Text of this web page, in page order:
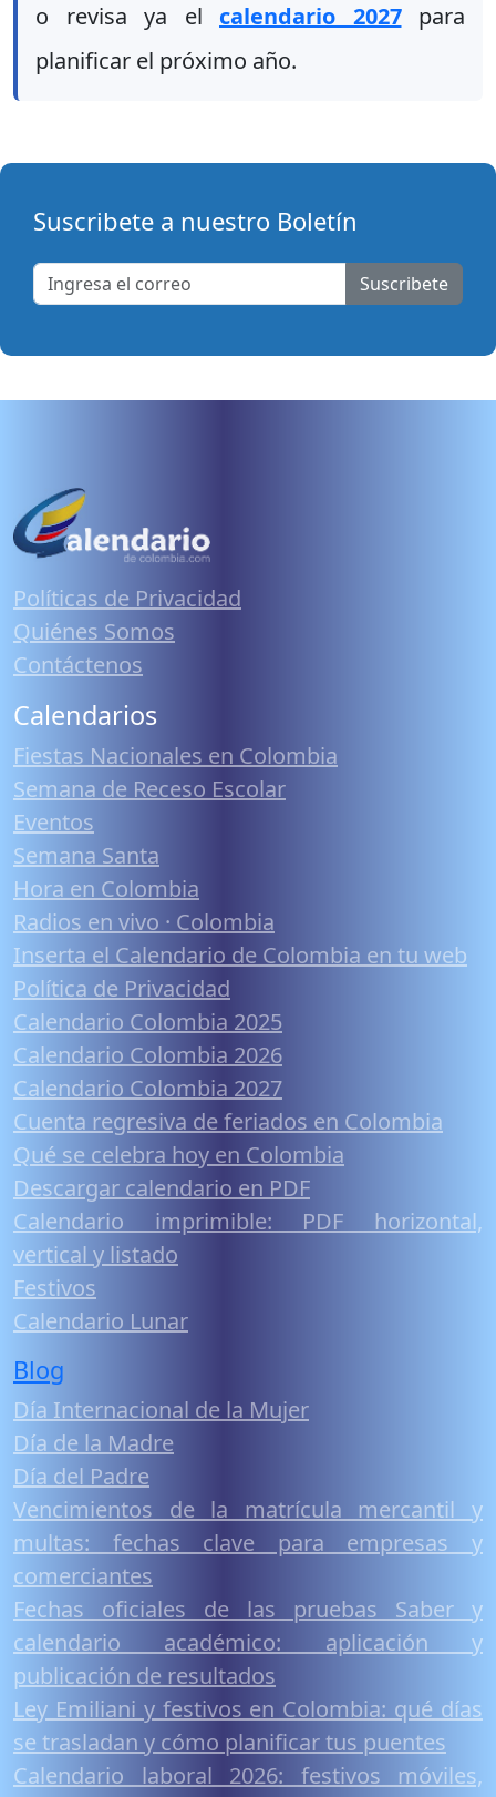
o revisa ya el calendario 2027para
planificar el próximo año.
Suscribete a nuestro Boletín
Suscribete
Políticas de Privacidad
Quiénes Somos
Contáctenos
Calendarios
Fiestas Nacionales en Colombia
Semana de Receso Escolar
Eventos
Semana Santa
Hora en Colombia
Radios en vivo · Colombia
Inserta el Calendario de Colombia en tu web
Política de Privacidad
Calendario Colombia 2025
Calendario Colombia 2026
Calendario Colombia 2027
Cuenta regresiva de feriados en Colombia
Qué se celebra hoy en Colombia
Descargar calendario en PDF
Calendario imprimible: PDF horizontal,
vertical y listado
Festivos
Calendario Lunar
Blog
Día Internacional de la Mujer
Día de la Madre
Día del Padre
Vencimientos de la matrícula mercantil y
multas: fechas clave para empresas y
comerciantes
Fechas oficiales de las pruebas Saber y
calendario académico: aplicación y
publicación de resultados
Ley Emiliani y festivos en Colombia: qué días
se trasladan y cómo planificar tus puentes
Calendario laboral 2026: festivos móviles,